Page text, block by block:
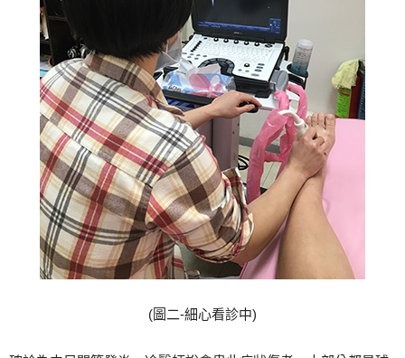
(圖二-細心看診中)